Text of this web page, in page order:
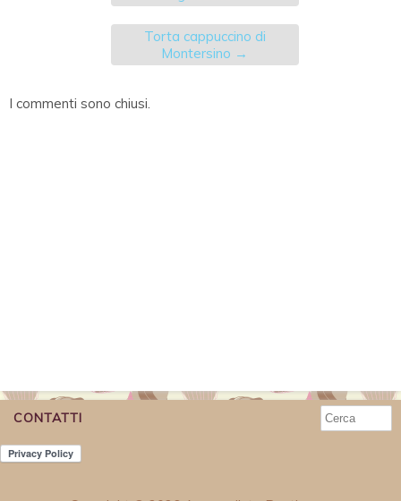
Torta cappuccino di
Montersino →
I commenti sono chiusi.
CONTATTI